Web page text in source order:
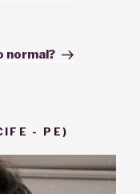
normal?
- PE)